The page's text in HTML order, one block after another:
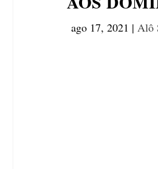
ago 17, 2021 | Alô